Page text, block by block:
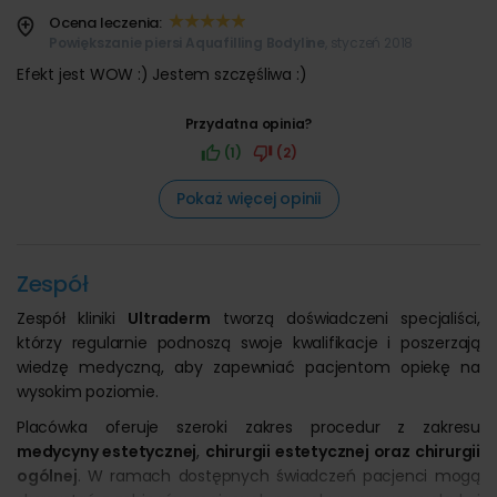
Ocena leczenia:
Efekt jest WOW :) Jestem szczęśliwa :)
Przydatna opinia?
(1)
(2)
Pokaż więcej opinii
Zespół
Zespół kliniki Ultraderm tworzą doświadczeni specjaliści,
którzy regularnie podnoszą swoje kwalifikacje i poszerzają
wiedzę medyczną, aby zapewniać pacjentom opiekę na
wysokim poziomie.
Placówka oferuje szeroki zakres procedur z zakresu
medycyny estetycznej, chirurgii estetycznej oraz chirurgii
ogólnej. W ramach dostępnych świadczeń pacjenci mogą